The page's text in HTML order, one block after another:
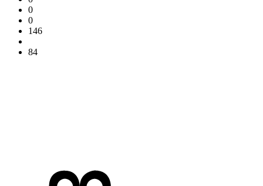
0
0
146
84